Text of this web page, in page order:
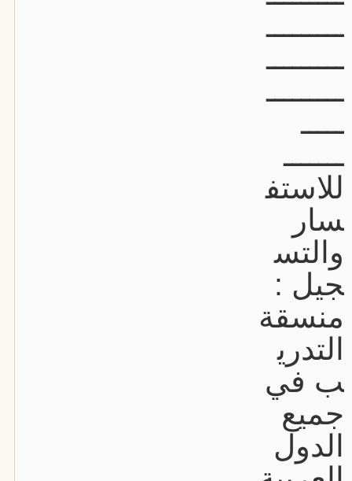
ـــــــــ
ـــــــــ
ـــــــــ
ـــــ
ـــــــ
للاستف
سار
والتس
جيل :
منسقة
التدري
ب في
جميع
الدول